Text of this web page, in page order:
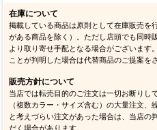
在庫について
掲載している商品は原則として在庫販売を
がある商品を除く）。ただし店頭でも同時
より取り寄せ手配となる場合がございます
ことが判明した場合は代替商品のご提案を
販売方針について
当店では転売目的のご注文は一切お断りし
（複数カラー・サイズ含む）の大量注文
と考えづらい注文があった場合は、当店の
だく場合があります。